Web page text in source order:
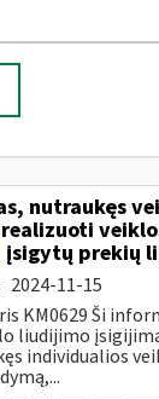
nutraukęs
įsigytų prekių
2024-11-15
KM0629 Ši
liudijimo
individualios